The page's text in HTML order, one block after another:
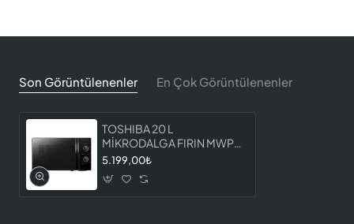
Son Görüntülenenler En Çok Görüntülenenler
TOSHIBA 20 L
MİKRODALGA FIRIN MWP
MM20P BK
5.199,00₺